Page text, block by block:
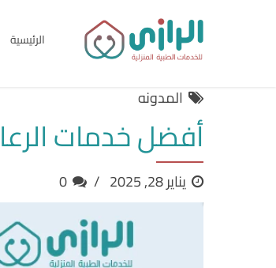
الرئيسية
المدونه
أفضل خدمات
يناير 28, 2025 0